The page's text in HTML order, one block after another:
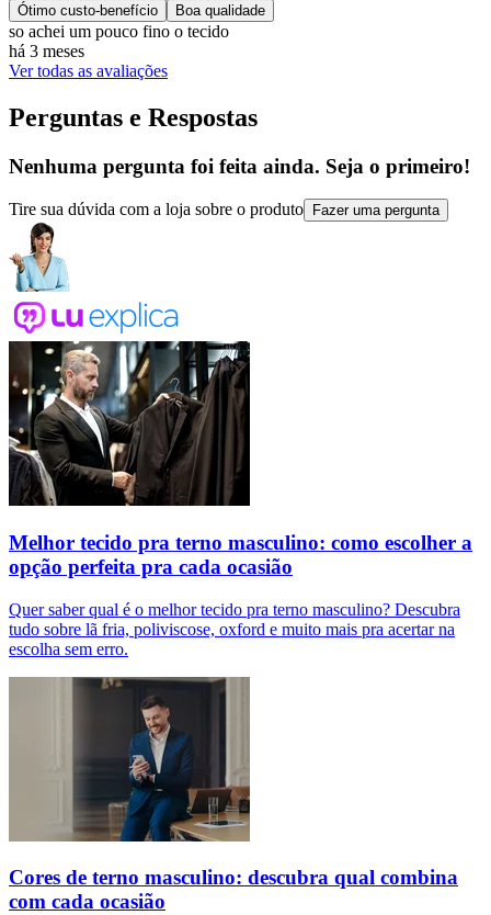
Ótimo custo-benefício Boa qualidade
so achei um pouco fino o tecido
há 3 meses
Ver todas as avaliações
Perguntas e Respostas
Nenhuma pergunta foi feita ainda. Seja o primeiro!
Tire sua dúvida com a loja sobre o produto Fazer uma pergunta
Melhor tecido pra terno masculino: como escolher a
opção perfeita pra cada ocasião
Quer saber qual é o melhor tecido pra terno masculino? Descubra
tudo sobre lã fria, poliviscose, oxford e muito mais pra acertar na
escolha sem erro.
Cores de terno masculino: descubra qual combina
com cada ocasião